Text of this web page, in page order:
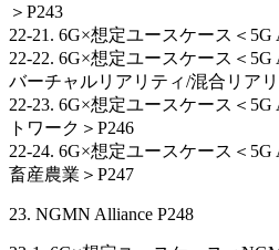
＞P243
22-21. 6G×想定ユースケース＜5G
22-22. 6G×想定ユースケース＜
バーチャルリアリティ/混合リア
22-23. 6G×想定ユースケース＜5G
トワーク＞P246
22-24. 6G×想定ユースケース＜5G
畜産農業＞P247
23. NGMN Alliance P248